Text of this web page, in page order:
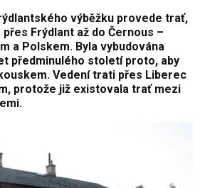
výběžku provede trať,
Frýdlant až do Černous –
a Polskem. Byla vybudována
předminulého století proto, aby
Vedení trati přes Liberec
protože již existovala trať mezi